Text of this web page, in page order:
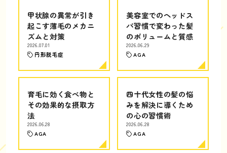
甲状腺の異常が引き
起こす薄毛のメカニ
ズムと対策
2026.07.01
円形脱毛症
美容室でのヘッドス
パ習慣で変わった髪
のボリュームと質感
2026.06.29
AGA
育毛に効く食べ物と
その効果的な摂取方
法
2026.06.28
AGA
四十代女性の髪の悩
みを解決に導くため
の心の習慣術
2026.06.28
AGA